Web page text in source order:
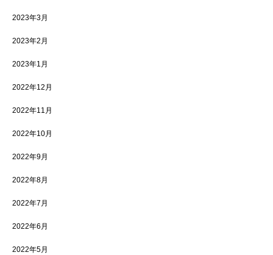
2023年3月
2023年2月
2023年1月
2022年12月
2022年11月
2022年10月
2022年9月
2022年8月
2022年7月
2022年6月
2022年5月